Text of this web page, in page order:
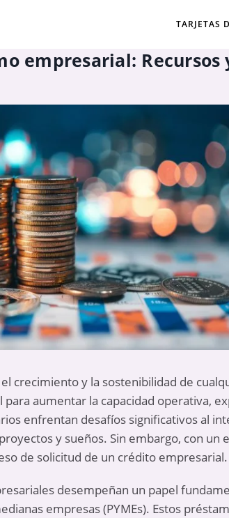
TARJETAS
empresarial: Recursos
crecimiento y la sostenibilidad de
aumentar la capacidad operativa,
enfrentan desafíos significativos al
y sueños. Sin embargo, con un
de solicitud de un crédito empresarial.
desempeñan un papel
empresas (PYMEs). Estos